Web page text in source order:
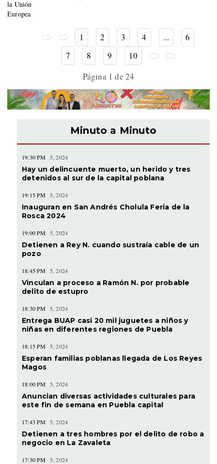
1 2 3 4 ...
6
7
8 9
10
Página 1 de 24
Minuto a Minuto
19:30 PM 5, 2024
Hay un delincuente muerto, un herido y tres
detenidos al sur de la capital poblana
19:15 PM 5, 2024
Inauguran en San Andrés Cholula Feria de la
Rosca 2024
19:00 PM 5, 2024
Detienen a Rey N. cuando sustraía cable de un
pozo
18:45 PM 5, 2024
Vinculan a proceso a Ramón N. por probable
delito de estupro
18:30 PM 5, 2024
Entrega BUAP casi 20 mil juguetes a niños y
niñas en diferentes regiones de Puebla
18:15 PM 5, 2024
Esperan familias poblanas llegada de Los Reyes
Magos
18:00 PM 5, 2024
Anuncian diversas actividades culturales para
este fin de semana en Puebla capital
17:43 PM 5, 2024
Detienen a tres hombres por el delito de robo a
negocio en La Zavaleta
17:30 PM 5, 2024